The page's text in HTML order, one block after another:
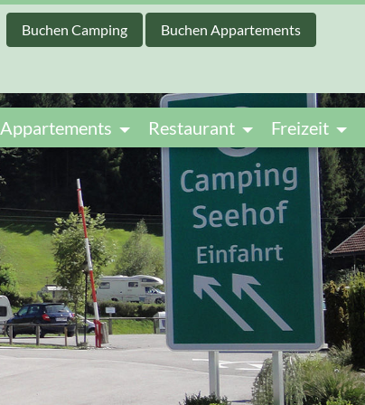
Buchen Camping Buchen Appartements
Appartements Restaurant Freizeit